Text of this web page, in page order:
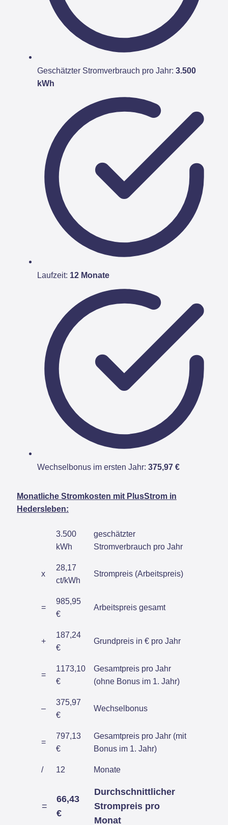
Geschätzter Stromverbrauch pro Jahr: 3.500
kWh
Laufzeit: 12 Monate
Wechselbonus im ersten Jahr: 375,97 €
Monatliche Stromkosten mit PlusStrom in
Hedersleben:
3.500
kWh
geschätzter
Stromverbrauch pro Jahr
x
28,17
ct/kWh
Strompreis (Arbeitspreis)
=
985,95
€
Arbeitspreis gesamt
+
187,24
€
Grundpreis in € pro Jahr
=
1173,10
€
Gesamtpreis pro Jahr
(ohne Bonus im 1. Jahr)
–
375,97
€
Wechselbonus
=
797,13
€
Gesamtpreis pro Jahr (mit
Bonus im 1. Jahr)
/ 12 Monate
=
66,43
€
Durchschnittlicher
Strompreis pro
Monat